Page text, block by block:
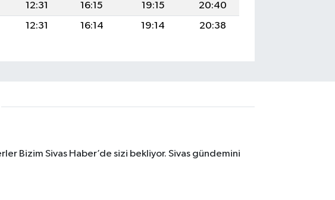
12:31 16:15 19:15
20:40
12:31 16:14 19:14 20:38
Bizim Sivas Haber’de sizi bekliyor. Sivas gündemini